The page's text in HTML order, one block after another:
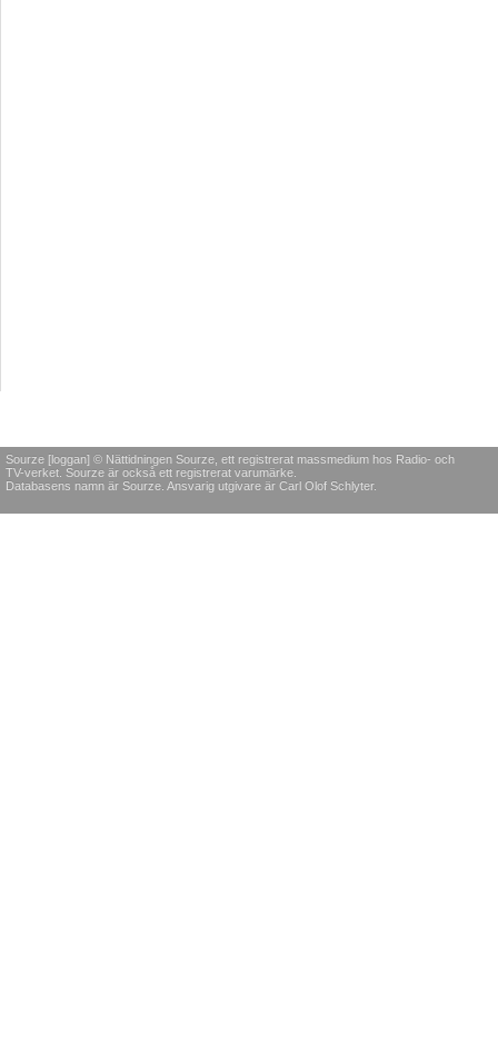
Sourze [loggan] © Nättidningen Sourze, ett registrerat massmedium hos Radio- och
TV-verket. Sourze är också ett registrerat varumärke.
Databasens namn är Sourze. Ansvarig utgivare är Carl Olof Schlyter.